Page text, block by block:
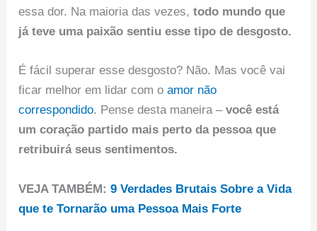
essa dor. Na maioria das vezes,todo mundo que
já teve uma paixão sentiu esse tipo de desgosto.
É fácil superar esse desgosto? Não. Mas você vai
ficar melhor em lidar com oamor não
correspondido. Pense desta maneira –você está
um coração partido mais perto da pessoa que
retribuirá seus sentimentos.
VEJA TAMBÉM:9 Verdades Brutais Sobre a Vida
que te Tornarão uma Pessoa Mais Forte